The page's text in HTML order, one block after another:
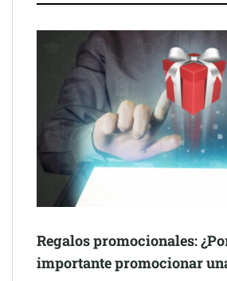
Schaeffler mejora su rentabilidad en el
NOVA: innovación y diseño que
mano de Tormo Franquicias
Regalos promocionales:
importante promocionar